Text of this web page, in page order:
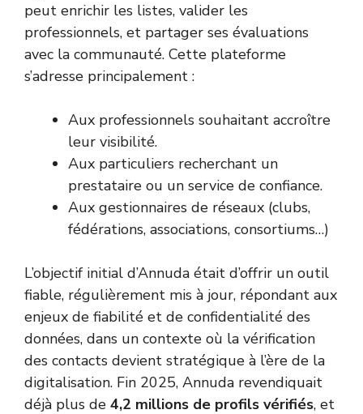
peut enrichir les listes, valider les
professionnels, et partager ses évaluations
avec la communauté. Cette plateforme
s’adresse principalement :
Aux professionnels souhaitant accroître
leur visibilité.
Aux particuliers recherchant un
prestataire ou un service de confiance.
Aux gestionnaires de réseaux (clubs,
fédérations, associations, consortiums…)
L’objectif initial d’Annuda était d’offrir un outil
fiable, régulièrement mis à jour, répondant aux
enjeux de fiabilité et de confidentialité des
données, dans un contexte où la vérification
des contacts devient stratégique à l’ère de la
digitalisation. Fin 2025, Annuda revendiquait
déjà plus de 4,2 millions de profils vérifiés, et